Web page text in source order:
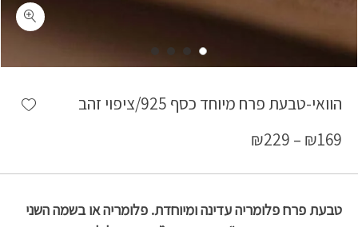
הוואי-טבעת פרח מיוחד כסף 925/ציפוי זהב
₪169
–
₪229
טבעת פרח פלומריה עדינה ומיוחדת. פלומריה או בשמה השני